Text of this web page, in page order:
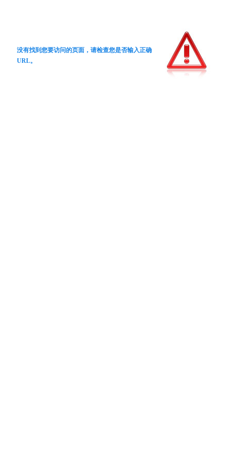
没有找到您要访问的页面，请检查您是否输入正确
URL。